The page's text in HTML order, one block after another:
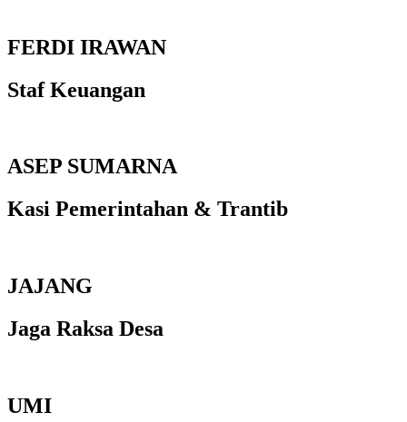
FERDI IRAWAN
Staf Keuangan
ASEP SUMARNA
Kasi Pemerintahan & Trantib
JAJANG
Jaga Raksa Desa
UMI